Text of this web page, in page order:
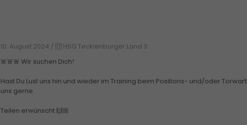
10. August 2024 /
HSG Tecklenburger Land 3
🚨🚨🚨 Wir suchen Dich!
Hast Du Lust uns hin und wieder im Training beim Positions- und/oder
uns gerne.
Teilen erwünscht 🙌🏼